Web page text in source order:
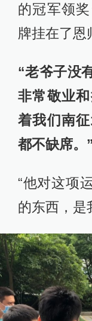
的冠军领
牌挂在了恩
“老爷子没
非常敬业
着我们南
都不缺席。”
“他对这项
的东西，是